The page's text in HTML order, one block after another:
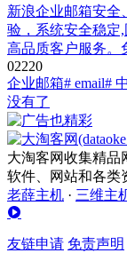
新浪企业邮箱安全
验，系统安全稳定
高品质客户服务。
02220
企业邮箱# email#
没有了
大淘客网收集精品
软件、网站和各类
老薛主机 · 三维主
友链申请 免责声明